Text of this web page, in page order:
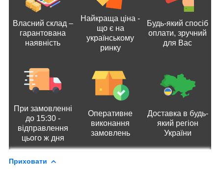
Власний склад –
гарантована
наявність
Найкраща ціна -
що є на
українському
ринку
Будь-який спосіб
оплати, зручний
для Вас
При замовленні
до 15:30 -
відправлення
цього ж дня
Оперативне
виконання
замовлень
Доставка в будь-
який регіон
України
Приховати